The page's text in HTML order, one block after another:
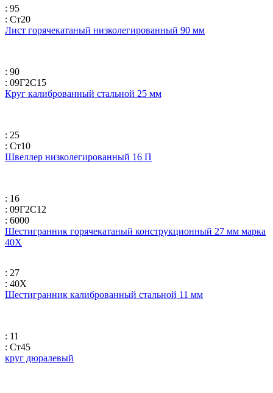
: 95
: Ст20
Лист горячекатаный низколегированный 90 мм
: 90
: 09Г2С15
Круг калиброванный стальной 25 мм
: 25
: Ст10
Швеллер низколегированный 16 П
: 16
: 09Г2С12
: 6000
Шестигранник горячекатаный конструкционный 27 мм марка
40Х
: 27
: 40Х
Шестигранник калиброванный стальной 11 мм
: 11
: Ст45
круг дюралевый